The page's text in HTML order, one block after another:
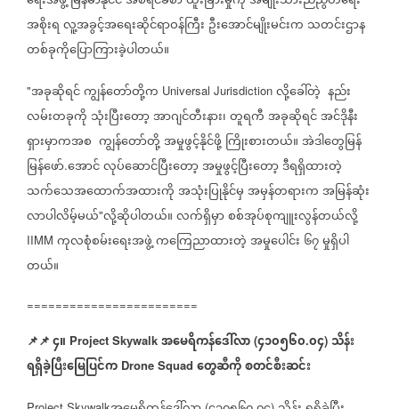
အစိုးရလူ့အခွင့်အရေးဆိုင်ရာဝန်ကြီး ဦးအောင်မျိုးမင်းက သတင်းဌာန
တစ်ခုကိုပြောကြားခဲ့ပါတယ်။
"အခုဆိုရင်ကျွန်တော်တို့က Universal Jurisdiction လို့ခေါ်တဲ့ နည်း
လမ်းတခုကို သုံးပြီးတော့အာဂျင်တီးနား၊တူရကီအခုဆိုရင်အင်ဒိုနီး
ရှားမှာကအစ ကျွန်တော်တို့အမှုဖွင့်နိုင်ဖို့ကြိုးစားတယ်။အဲဒါတွေမြန်
မြန်ဖော်.အောင်လုပ်ဆောင်ပြီးတော့အမှုဖွင့်ပြီးတော့ဒီရရှိထားတဲ့
သက်သေအထောက်အထားကိုအသုံးပြုနိုင်မှအမှန်တရားကအမြန်ဆုံး
လာပါလိမ့်မယ်"လို့ဆိုပါတယ်။လက်ရှိမှာစစ်အုပ်စုကျူးလွန်တယ်လို့
IIMM ကုလစုံစမ်းရေးအဖွဲ့ကကြေညာထားတဲ့အမှုပေါင်း ၆၇မှုရှိပါ
တယ်။
========================
📌📌၄။ Project Skywalk အမေရိကန်ဒေါ်လာ (၄၁၀၅၆၀.၀၄) သိန်း
ရရှိခဲ့ပြီးမြေပြင်က Drone Squad ​ တွေဆီကိုစတင်စီးဆင်း